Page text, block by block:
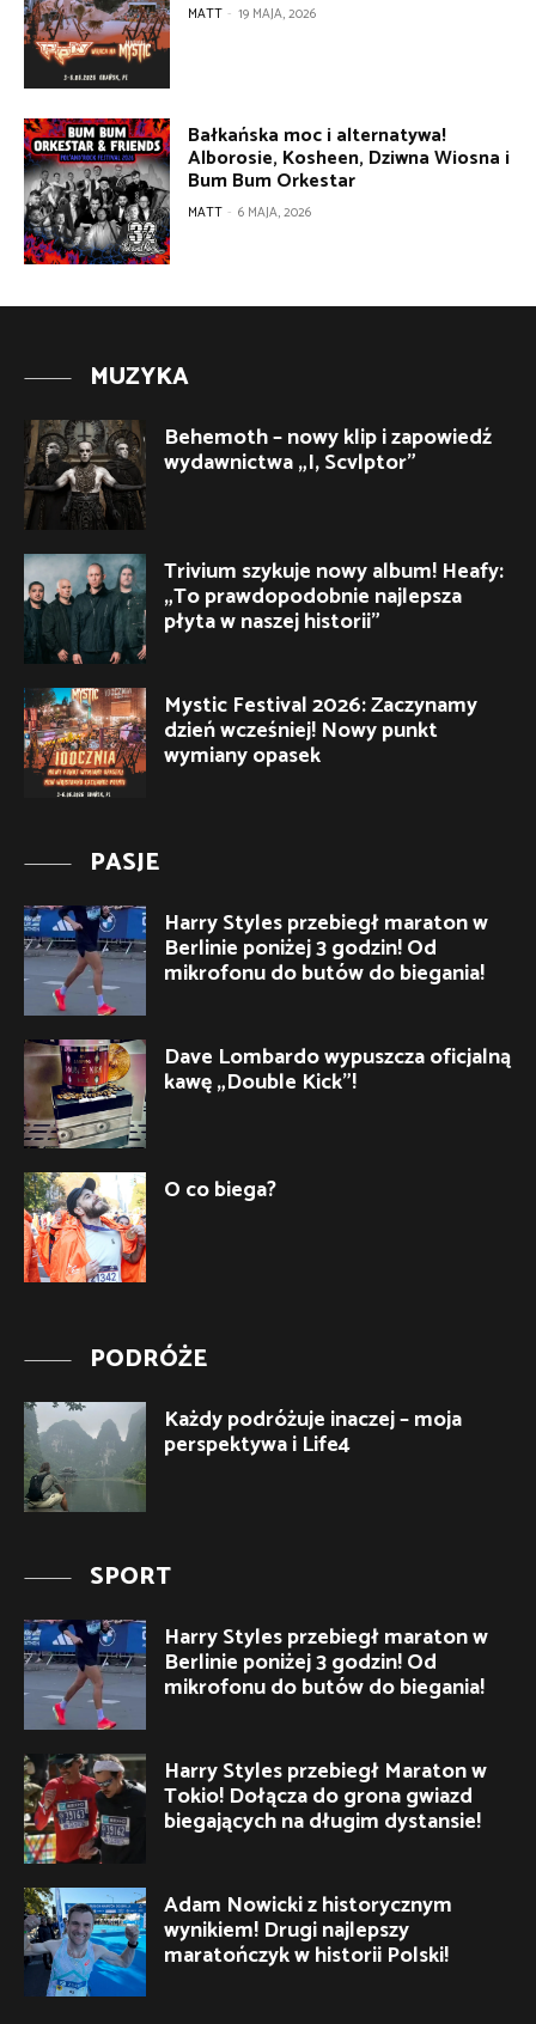
MATT - 19 MAJA, 2026
Bałkańska moc i alternatywa!
Alborosie, Kosheen, Dziwna Wiosna i
Bum Bum Orkestar
MATT - 6 MAJA, 2026
MUZYKA
Behemoth – nowy klip i zapowiedź
wydawnictwa „I, Scvlptor”
Trivium szykuje nowy album! Heafy:
„To prawdopodobnie najlepsza
płyta w naszej historii”
Mystic Festival 2026: Zaczynamy
dzień wcześniej! Nowy punkt
wymiany opasek
PASJE
Harry Styles przebiegł maraton w
Berlinie poniżej 3 godzin! Od
mikrofonu do butów do biegania!
Dave Lombardo wypuszcza oficjalną
kawę „Double Kick”!
O co biega?
PODRÓŻE
Każdy podróżuje inaczej – moja
perspektywa i Life4
SPORT
Harry Styles przebiegł maraton w
Berlinie poniżej 3 godzin! Od
mikrofonu do butów do biegania!
Harry Styles przebiegł Maraton w
Tokio! Dołącza do grona gwiazd
biegających na długim dystansie!
Adam Nowicki z historycznym
wynikiem! Drugi najlepszy
maratończyk w historii Polski!